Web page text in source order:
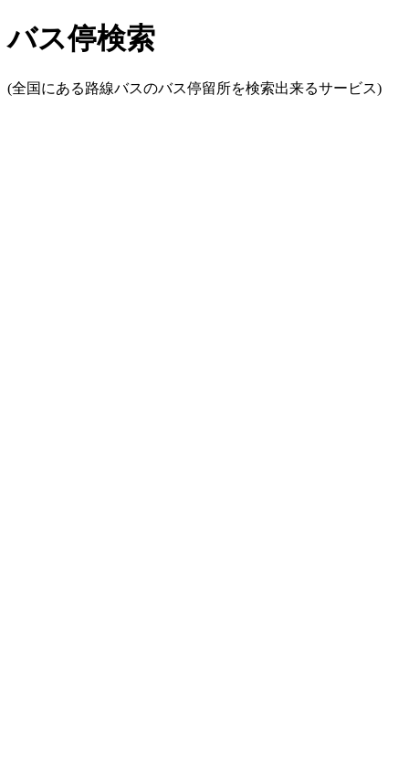
バス停検索
(全国にある路線バスのバス停留所を検索出来るサービス)